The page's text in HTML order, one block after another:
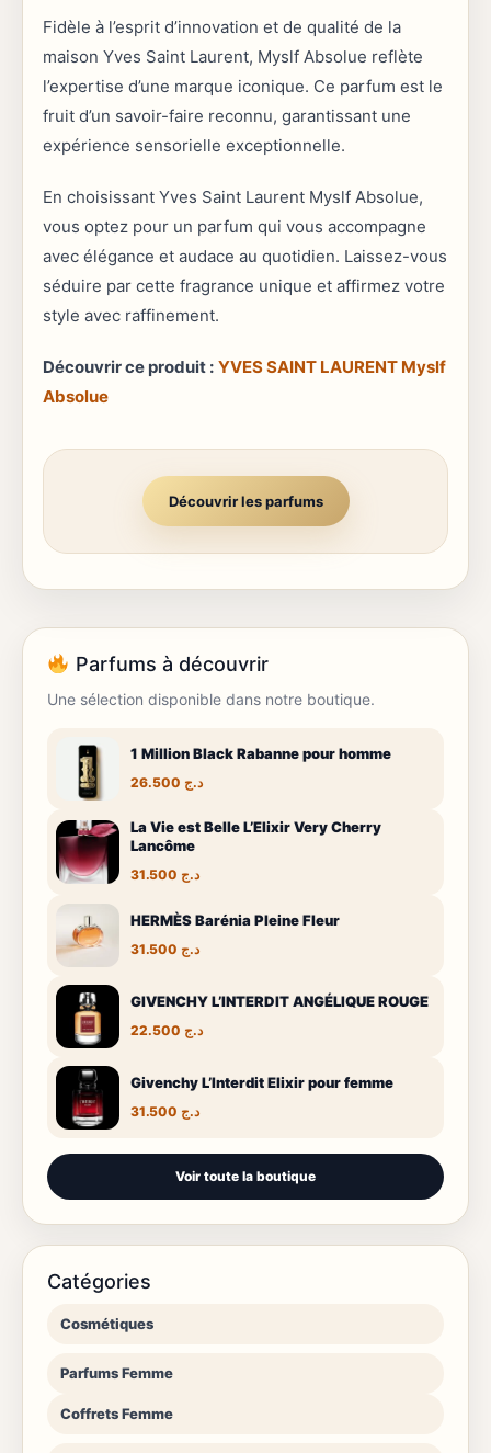
Fidèle à l’esprit d’innovation et de qualité de la
maison Yves Saint Laurent, Myslf Absolue reflète
l’expertise d’une marque iconique. Ce parfum est le
fruit d’un savoir-faire reconnu, garantissant une
expérience sensorielle exceptionnelle.
En choisissant Yves Saint Laurent Myslf Absolue,
vous optez pour un parfum qui vous accompagne
avec élégance et audace au quotidien. Laissez-vous
séduire par cette fragrance unique et affirmez votre
style avec raffinement.
Découvrir ce produit : YVES SAINT LAURENT Myslf
Absolue
Découvrir les parfums
Parfums à découvrir
Une sélection disponible dans notre boutique.
1 Million Black Rabanne pour homme
د.ج
La Vie est Belle L’Elixir Very Cherry
Lancôme
د.ج
HERMÈS Barénia Pleine Fleur
د.ج
GIVENCHY L’INTERDIT ANGÉLIQUE ROUGE
د.ج
Givenchy L’Interdit Elixir pour femme
د.ج
Voir toute la boutique
Catégories
Cosmétiques
Parfums Femme
Coffrets Femme